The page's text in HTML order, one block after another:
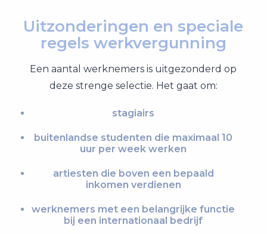
Uitzonderingen en speciale
regels werkvergunning
Een aantal werknemers is uitgezonderd op
deze strenge selectie. Het gaat om:
stagiairs
buitenlandse studenten die maximaal 10
uur per week werken
artiesten die boven een bepaald
inkomen verdienen
werknemers met een belangrijke functie
bij een internationaal bedrijf